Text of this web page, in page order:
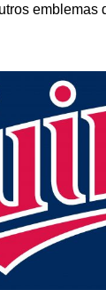
emblemas